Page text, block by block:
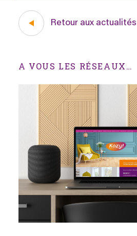
Retour aux actualités
A VOUS LES RÉSEAUX…